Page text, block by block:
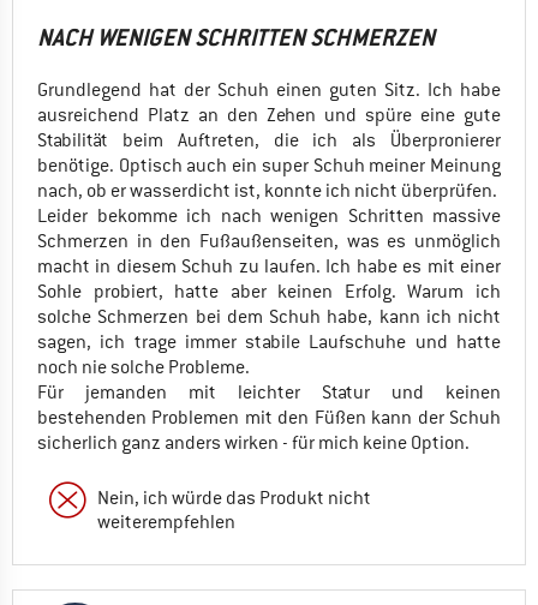
NACH WENIGEN SCHRITTEN SCHMERZEN
Grundlegend hat der Schuh einen guten Sitz. Ich habe
ausreichend Platz an den Zehen und spüre eine gute
Stabilität beim Auftreten, die ich als Überpronierer
benötige. Optisch auch ein super Schuh meiner Meinung
nach, ob er wasserdicht ist, konnte ich nicht überprüfen.
Leider bekomme ich nach wenigen Schritten massive
Schmerzen in den Fußaußenseiten, was es unmöglich
macht in diesem Schuh zu laufen. Ich habe es mit einer
Sohle probiert, hatte aber keinen Erfolg. Warum ich
solche Schmerzen bei dem Schuh habe, kann ich nicht
sagen, ich trage immer stabile Laufschuhe und hatte
noch nie solche Probleme.
Für jemanden mit leichter Statur und keinen
bestehenden Problemen mit den Füßen kann der Schuh
sicherlich ganz anders wirken - für mich keine Option.
Nein, ich würde das Produkt nicht
weiterempfehlen